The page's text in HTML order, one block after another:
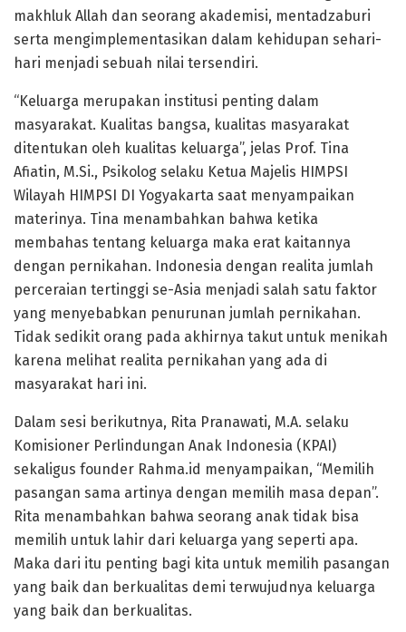
makhluk Allah dan seorang akademisi, mentadzaburi
serta mengimplementasikan dalam kehidupan sehari-
hari menjadi sebuah nilai tersendiri.
“Keluarga merupakan institusi penting dalam
masyarakat. Kualitas bangsa, kualitas masyarakat
ditentukan oleh kualitas keluarga”, jelas Prof. Tina
Afiatin, M.Si., Psikolog selaku Ketua Majelis HIMPSI
Wilayah HIMPSI DI Yogyakarta saat menyampaikan
materinya. Tina menambahkan bahwa ketika
membahas tentang keluarga maka erat kaitannya
dengan pernikahan. Indonesia dengan realita jumlah
perceraian tertinggi se-Asia menjadi salah satu faktor
yang menyebabkan penurunan jumlah pernikahan.
Tidak sedikit orang pada akhirnya takut untuk menikah
karena melihat realita pernikahan yang ada di
masyarakat hari ini.
Dalam sesi berikutnya, Rita Pranawati, M.A. selaku
Komisioner Perlindungan Anak Indonesia (KPAI)
sekaligus founder Rahma.id menyampaikan, “Memilih
pasangan sama artinya dengan memilih masa depan”.
Rita menambahkan bahwa seorang anak tidak bisa
memilih untuk lahir dari keluarga yang seperti apa.
Maka dari itu penting bagi kita untuk memilih pasangan
yang baik dan berkualitas demi terwujudnya keluarga
yang baik dan berkualitas.